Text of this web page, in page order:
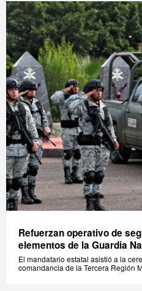
Refuerzan operativo de
elementos de la Guardia
El mandatario estatal asistió a la
comandancia de la Tercera Región